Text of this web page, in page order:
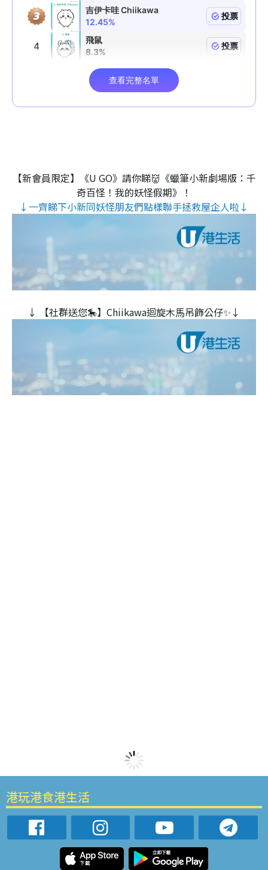
【新會員限定】《U GO》請你睇👹《蠟筆小新劇場版：千
奇百怪！我的妖怪假期》！
↓一齊睇下小新同妖怪朋友們點樣聯手拯救屋企人啦↓
↓ 【社群送您🎠】Chiikawa迴旋木⾺吊飾公仔✨↓
港玩港食港生活